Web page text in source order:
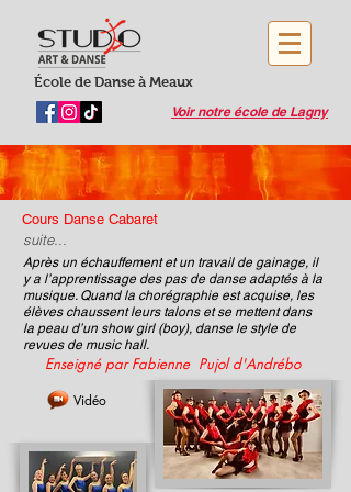
École de Danse à Meaux
Voir notre école de Lagny
Cours Danse Cabaret
suite...
Après un échauffement et un travail de gainage, il
y a l’apprentissage des pas de danse adaptés à la
musique. Quand la chorégraphie est acquise, les
élèves chaussent leurs talons et se mettent dans
la peau d’un show girl (boy), danse le style de
revues de music hall.
Enseigné par Fabienne Pujol d'Andrébo
Vidéo